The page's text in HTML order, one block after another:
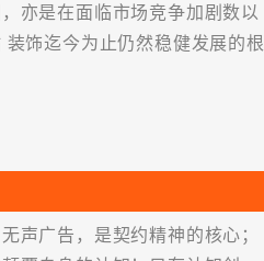
亦是在面临市场竞争加剧数以
饰迄今为止仍然稳健发展的根
声广告，是契约精神的核心；